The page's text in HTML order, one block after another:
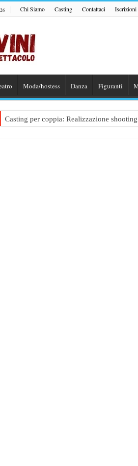
Chi Siamo Casting Contattaci Iscrizioni
Moda/hostess Danza Figuranti
Casting per coppia: Realizzazione
Casting film horror internazionale